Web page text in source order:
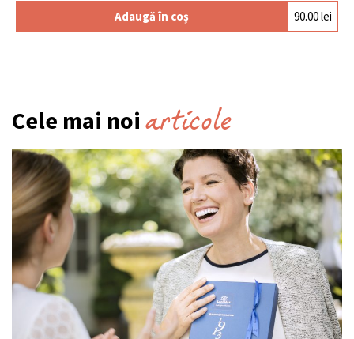
Adaugă în coș 90.00lei
Cele mai noi articole